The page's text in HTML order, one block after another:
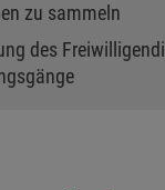
zu sammeln
des